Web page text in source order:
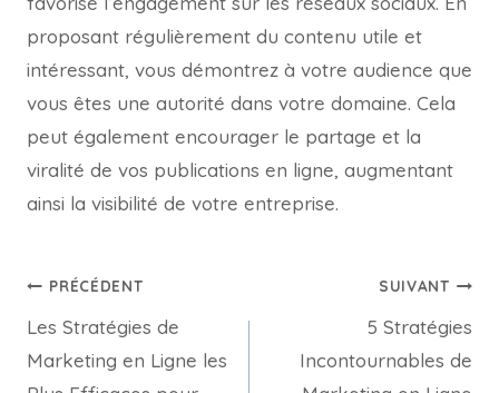
proposant régulièrement du contenu utile et
intéressant, vous démontrez à votre audience que
vous êtes une autorité dans votre domaine. Cela
peut également encourager le partage et la
viralité de vos publications en ligne, augmentant
ainsi la visibilité de votre entreprise.
PRÉCÉDENT
Les Stratégies de
Marketing en Ligne les
SUIVANT
5 Stratégies
Incontournables de